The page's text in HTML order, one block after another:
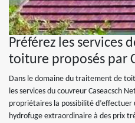
Préférez les services
toiture proposés par
Dans le domaine du traitement de
les services du couvreur Caseacsch
propriétaires la possibilité
hydrofuge extraordinaire à des prix